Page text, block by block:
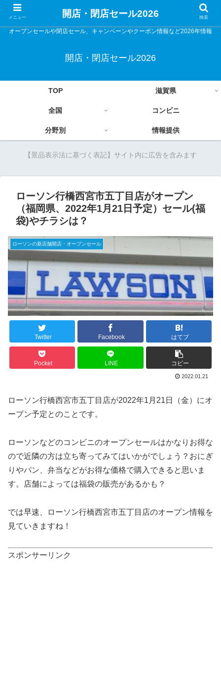
オープンセールや閉店セール、キャンペーンやクーポン情報など2026年情報
開店・閉店セール2026
TOP 滋賀県
全国 コンビニ
分野別 情報提供
【景品表示法に基づく表記】サイト内に広告を含みます
ローソン行橋西宮市五丁目店がオープン
（福岡県、2022年1月21日予定）セール(福
袋)やチラシは？
ローソンの新店舗開店・オープンセール
Twitter Facebook はてブ
Pocket LINE コピー
2022.01.21
ローソン行橋西宮市五丁目店が2022年1月21日（金）にオ
ープン予定とのことです。
ローソンなどのコンビニのオープンセールはかなりお得な
ので近隣の方は立ち寄ってみてはいかがでしょう？おにぎ
りやパン、弁当などがお得な価格で購入できると思いま
す。店舗によっては福袋の販売があるかも？
では早速、ローソン行橋西宮市五丁目店のオープン情報を
見ていきますね！
スポンサーリンク
メニュー 開店・閉店セール2026 検索